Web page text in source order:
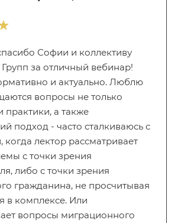
Софии и коллективу
за отличный вебинар!
и актуально. Люблю
вопросы не только
практики, а также
подход - часто сталкиваюсь с
когда лектор рассматривает
с точки зрения
либо с точки зрения
гражданина, не просчитывая
в комплексе. Или
вопросы миграционного